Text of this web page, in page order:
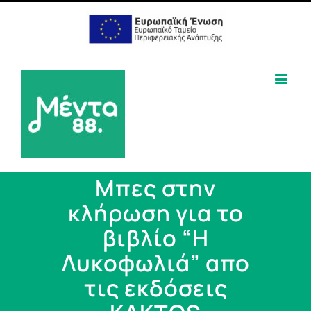
Μπες στην
κλήρωση για το
βιβλίο “Η
Λυκοφωλιά” απο
τις εκδόσεις